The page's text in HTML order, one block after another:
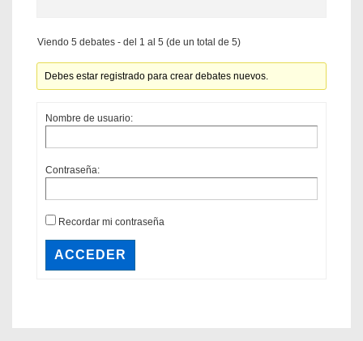
Viendo 5 debates - del 1 al 5 (de un total de 5)
Debes estar registrado para crear debates nuevos.
Nombre de usuario:
Contraseña:
Recordar mi contraseña
ACCEDER